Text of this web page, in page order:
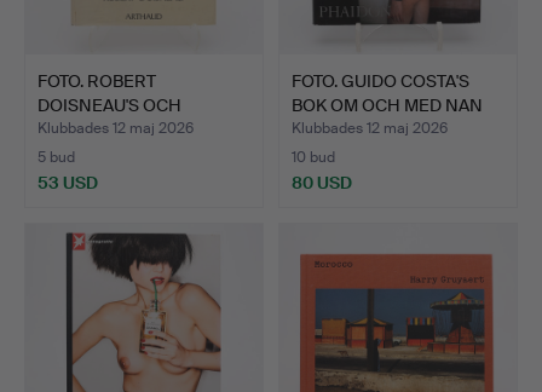
FOTO. ROBERT
DOISNEAU'S OCH
CLEMENT LEIPID…
Klubbades 12 maj 2026
5 bud
53 USD
FOTO. GUIDO COSTA'S
BOK OM OCH MED NAN
GOL…
Klubbades 12 maj 2026
10 bud
80 USD